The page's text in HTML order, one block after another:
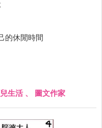
的休閒時間
生活、 圖文作家